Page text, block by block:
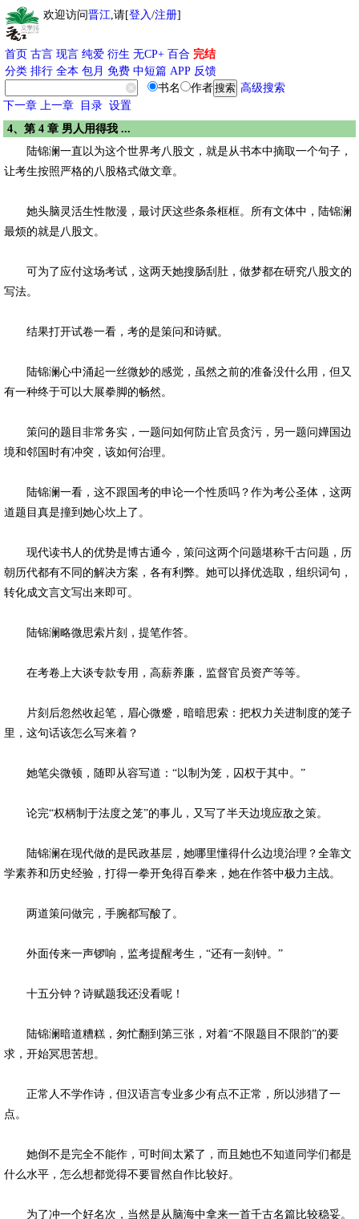
欢迎访问晋江,请[登入/注册]
首页 古言 现言 纯爱 衍生 无CP+ 百合 完结
分类 排行 全本 包月 免费 中短篇 APP 反馈
书名
作者
高级搜索
下一章 上一章 目录 设置
4、第 4 章 男人用得我 ...
陆锦澜一直以为这个世界考八股文，就是从书本中摘取一个句子，
让考生按照严格的八股格式做文章。
她头脑灵活生性散漫，最讨厌这些条条框框。所有文体中，陆锦澜
最烦的就是八股文。
可为了应付这场考试，这两天她搜肠刮肚，做梦都在研究八股文的
写法。
结果打开试卷一看，考的是策问和诗赋。
陆锦澜心中涌起一丝微妙的感觉，虽然之前的准备没什么用，但又
有一种终于可以大展拳脚的畅然。
策问的题目非常务实，一题问如何防止官员贪污，另一题问嬅国边
境和邻国时有冲突，该如何治理。
陆锦澜一看，这不跟国考的申论一个性质吗？作为考公圣体，这两
道题目真是撞到她心坎上了。
现代读书人的优势是博古通今，策问这两个问题堪称千古问题，历
朝历代都有不同的解决方案，各有利弊。她可以择优选取，组织词句，
转化成文言文写出来即可。
陆锦澜略微思索片刻，提笔作答。
在考卷上大谈专款专用，高薪养廉，监督官员资产等等。
片刻后忽然收起笔，眉心微蹙，暗暗思索：把权力关进制度的笼子
里，这句话该怎么写来着？
她笔尖微顿，随即从容写道：“以制为笼，囚权于其中。”
论完“权柄制于法度之笼”的事儿，又写了半天边境应敌之策。
陆锦澜在现代做的是民政基层，她哪里懂得什么边境治理？全靠文
学素养和历史经验，打得一拳开免得百拳来，她在作答中极力主战。
两道策问做完，手腕都写酸了。
外面传来一声锣响，监考提醒考生，“还有一刻钟。”
十五分钟？诗赋题我还没看呢！
陆锦澜暗道糟糕，匆忙翻到第三张，对着“不限题目不限韵”的要
求，开始冥思苦想。
正常人不学作诗，但汉语言专业多少有点不正常，所以涉猎了一
点。
她倒不是完全不能作，可时间太紧了，而且她也不知道同学们都是
什么水平，怎么想都觉得不要冒然自作比较好。
为了冲一个好名次，当然是从脑海中拿来一首千古名篇比较稳妥。